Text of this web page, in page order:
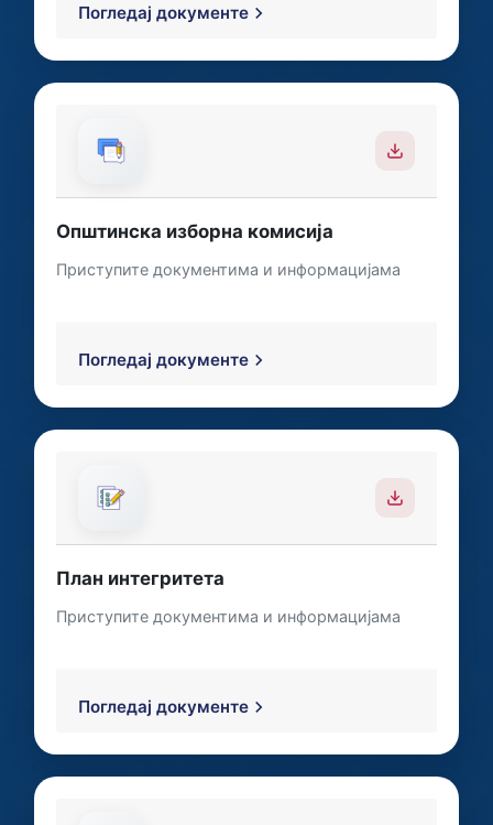
Погледај документе
Општинска изборна комисија
Приступите документима и информацијама
Погледај документе
План интегритета
Приступите документима и информацијама
Погледај документе